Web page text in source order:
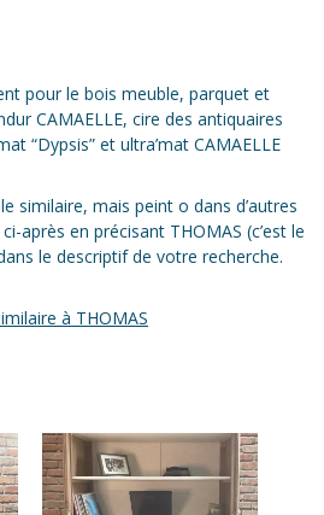
pour le bois meuble, parquet et
CAMAELLE, cire des antiquaires
“Dypsis” et ultra’mat CAMAELLE
similaire, mais peint o dans d’autres
après en précisant THOMAS (c’est le
le descriptif de votre recherche.
à THOMAS